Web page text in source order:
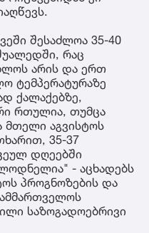
შესაძლოა 35-40
რაც
არის და ერთ
ტემპერატურაზე
ქალაქებზე,
რთულია, თუმცა
მთელი აგვისტოს
35-37
დღეებში
- აცხადებს
პროგნოზების და
საზოგადოებრივი